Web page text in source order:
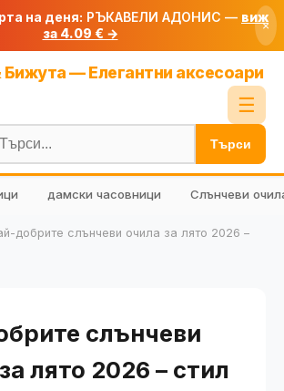
на деня: РЪКАВЕЛИ АДОНИС — виж
за 4.09 € →
×
Бижута — Елегантни аксесоари
☰
Блог
🧮 Калкулатори
🔍 Намери продукт
🎁 Подарък
Търси
дамски часовници Слънчеви
добрите слънчеви очила за лято 2026 –
слънчеви
лято 2026 – стил